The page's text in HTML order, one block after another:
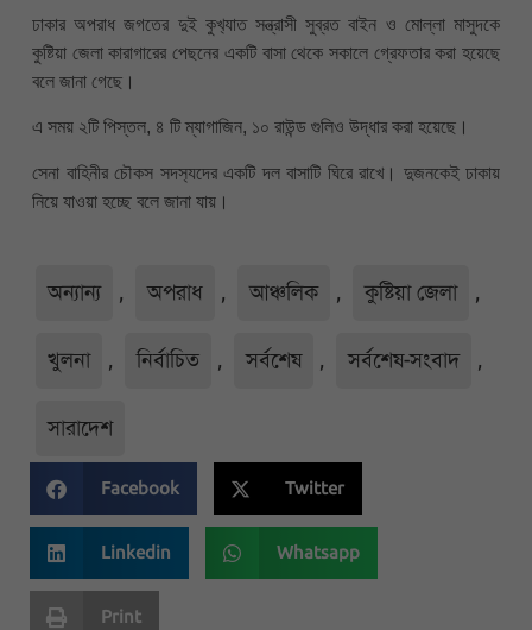
ঢাকার অপরাধ জগতের দুই কুখ‍্যাত সন্ত্রাসী সুব্রত বাইন ও মোল্লা মাসুদকে
কুষ্টিয়া জেলা কারাগারের পেছনের একটি বাসা থেকে সকালে গ্রেফতার করা হয়েছে
বলে জানা গেছে।
এ সময় ২টি পিস্তল, ৪ টি ম্যাগাজিন, ১০ রাউন্ড গুলিও উদ্ধার করা হয়েছে।
সেনা বাহিনীর চৌকস সদস‍্যদের একটি দল বাসাটি ঘিরে রাখে। দুজনকেই ঢাকায়
নিয়ে যাওয়া হচ্ছে বলে জানা যায়।
অন্যান্য , অপরাধ , আঞ্চলিক , কুষ্টিয়া জেলা ,
খুলনা , নির্বাচিত , সর্বশেষ , সর্বশেষ-সংবাদ ,
সারাদেশ
Facebook Twitter
Linkedin Whatsapp
Print